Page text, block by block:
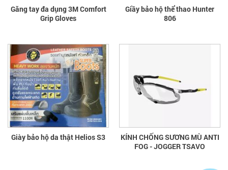
Găng tay đa dụng 3M Comfort
Grip Gloves
Giầy bảo hộ thể thao Hunter
806
Giày bảo hộ da thật Helios S3
KÍNH CHỐNG SƯƠNG MÙ ANTI
FOG - JOGGER TSAVO